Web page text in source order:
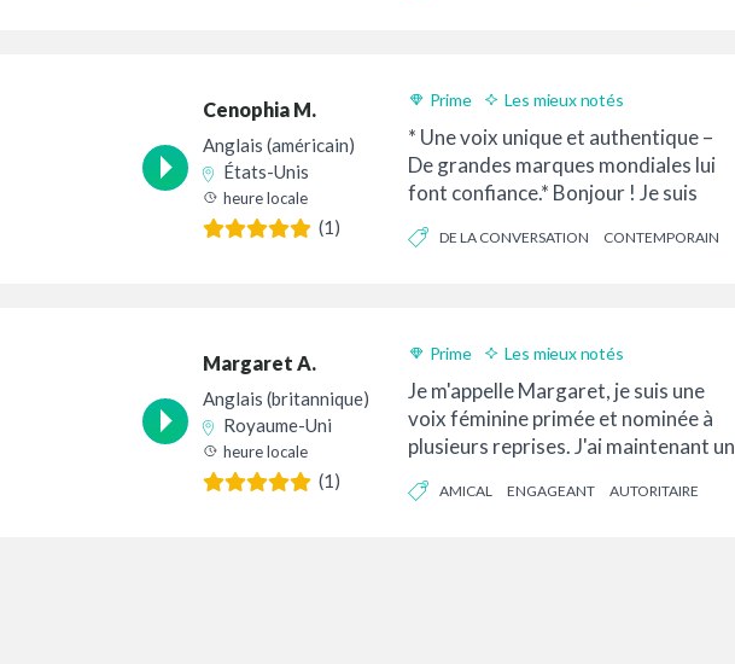
Cenophia M.
Anglais (américain)
États-Unis
heure locale
(1)
Prime Les mieux notés
* Une voix unique et authentique –
De grandes marques mondiales lui
font confiance.* Bonjour ! Je suis
voix-off basée à NYC...
DE LA CONVERSATION CONTEMPORAIN
Margaret A.
Anglais (britannique)
Royaume-Uni
heure locale
(1)
Prime
Les mieux notés
Livraison 24h
Je m'appelle Margaret, je suis une
voix féminine primée et nominée à
plusieurs reprises. J'ai maintenant un
chaleureux, avec...
AMICAL ENGAGEANT AUTORITAIRE